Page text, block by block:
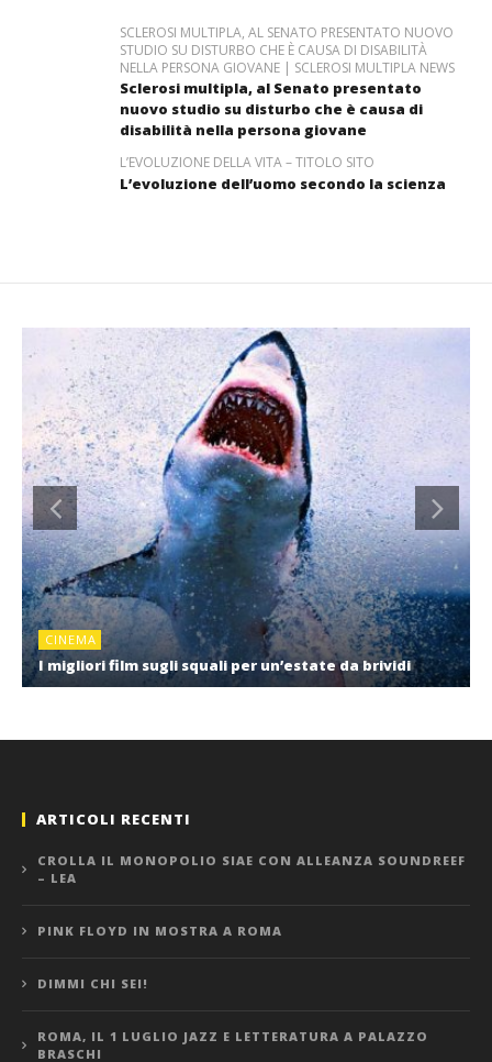
SCLEROSI MULTIPLA, AL SENATO PRESENTATO NUOVO
STUDIO SU DISTURBO CHE È CAUSA DI DISABILITÀ
NELLA PERSONA GIOVANE | SCLEROSI MULTIPLA NEWS
Sclerosi multipla, al Senato presentato
nuovo studio su disturbo che è causa di
disabilità nella persona giovane
L’EVOLUZIONE DELLA VITA – TITOLO SITO
L’evoluzione dell’uomo secondo la scienza
CINEMA
I migliori film sugli squali per un’estate da brividi
ARTICOLI RECENTI
CROLLA IL MONOPOLIO SIAE CON ALLEANZA SOUNDREEF
– LEA
PINK FLOYD IN MOSTRA A ROMA
DIMMI CHI SEI!
ROMA, IL 1 LUGLIO JAZZ E LETTERATURA A PALAZZO
BRASCHI